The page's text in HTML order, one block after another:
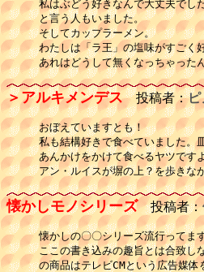
私はぶどう好きなんで大丈夫でし
と言う人もいました。
そしてカップラーメン。
わたしは「ラ王」の塩味がすごく
あれはどうして無くなっちゃった
＞アルキメンデス投稿者：ピ
おぼえていますとも！
私も結構好きで食べていました。
あんかけをかけて食べるヤツです
アン・ルイスが塀の上？を歩きな
懐かしモノシリーズ投稿者：
懐かしの〇〇シリーズ流行ってま
ここの書き込みの趣旨とは合致し
の商品はテレビCMという広告媒